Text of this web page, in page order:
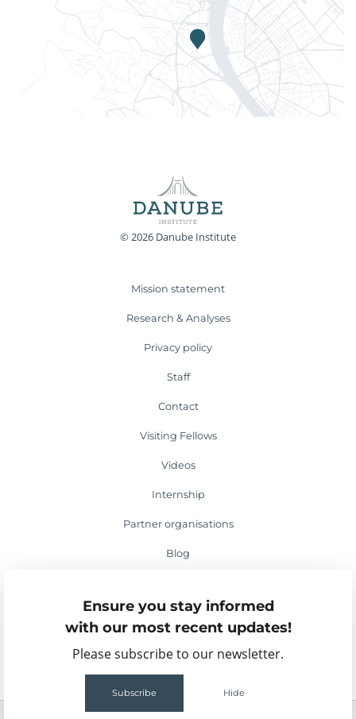
Ensure you stay informed
with our most recent updates!
Please subscribe to our newsletter.
Subscribe Hide
© 2026 Danube Institute
Mission statement
Research & Analyses
Privacy policy
Staff
Contact
Visiting Fellows
Videos
Internship
Partner organisations
Blog
Events